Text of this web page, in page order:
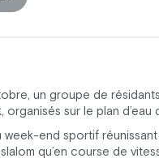
un groupe de
organisés sur le plan d’eau
week-end sportif
qu’en course de